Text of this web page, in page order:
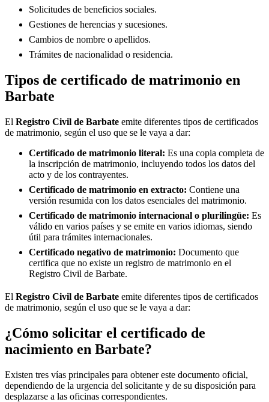
Solicitudes de beneficios sociales.
Gestiones de herencias y sucesiones.
Cambios de nombre o apellidos.
Trámites de nacionalidad o residencia.
Tipos de certificado de matrimonio en
Barbate
El Registro Civil de Barbate emite diferentes tipos de certificados
de matrimonio, según el uso que se le vaya a dar:
Certificado de matrimonio literal: Es una copia completa de
la inscripción de matrimonio, incluyendo todos los datos del
acto y de los contrayentes.
Certificado de matrimonio en extracto: Contiene una
versión resumida con los datos esenciales del matrimonio.
Certificado de matrimonio internacional o plurilingüe: Es
válido en varios países y se emite en varios idiomas, siendo
útil para trámites internacionales.
Certificado negativo de matrimonio: Documento que
certifica que no existe un registro de matrimonio en el
Registro Civil de Barbate.
El Registro Civil de Barbate emite diferentes tipos de certificados
de matrimonio, según el uso que se le vaya a dar:
¿Cómo solicitar el certificado de
nacimiento en Barbate?
Existen tres vías principales para obtener este documento oficial,
dependiendo de la urgencia del solicitante y de su disposición para
desplazarse a las oficinas correspondientes.